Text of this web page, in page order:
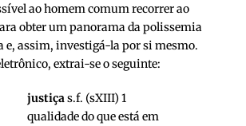
ao homem comum recorrer ao
obter um panorama da polissemia
e, assim, investigá-la por si mesmo.
extrai-se o seguinte:
justiças.f. (sXIII) 1
qualidade do que está em